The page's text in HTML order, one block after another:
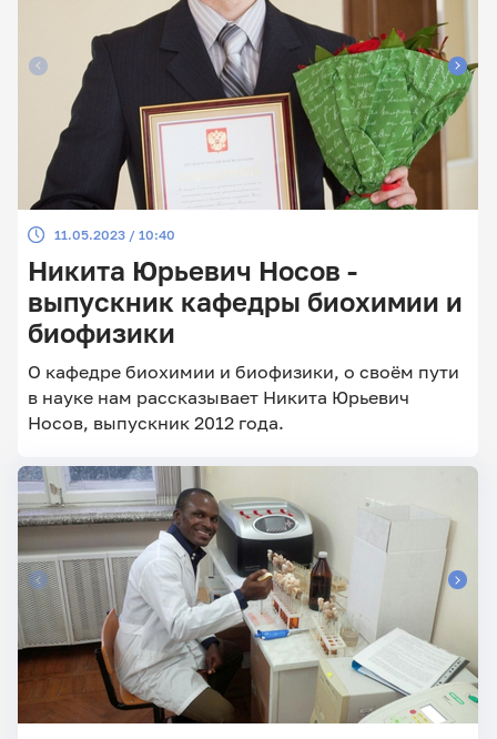
11.05.2023 / 10:40
Никита Юрьевич Носов -
выпускник кафедры биохимии и
биофизики
О кафедре биохимии и биофизики, о своём пути
в науке нам рассказывает Никита Юрьевич
Носов, выпускник 2012 года.